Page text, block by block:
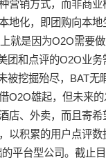
销方式，而非商业
地化，即团购向本
就是因为O2O需要
团和点评的O2O业
被挖掘殆尽，BAT无
O2O雄起，但未来
店、外卖，而且寄
积累的用户点评数
平台型公司。截止